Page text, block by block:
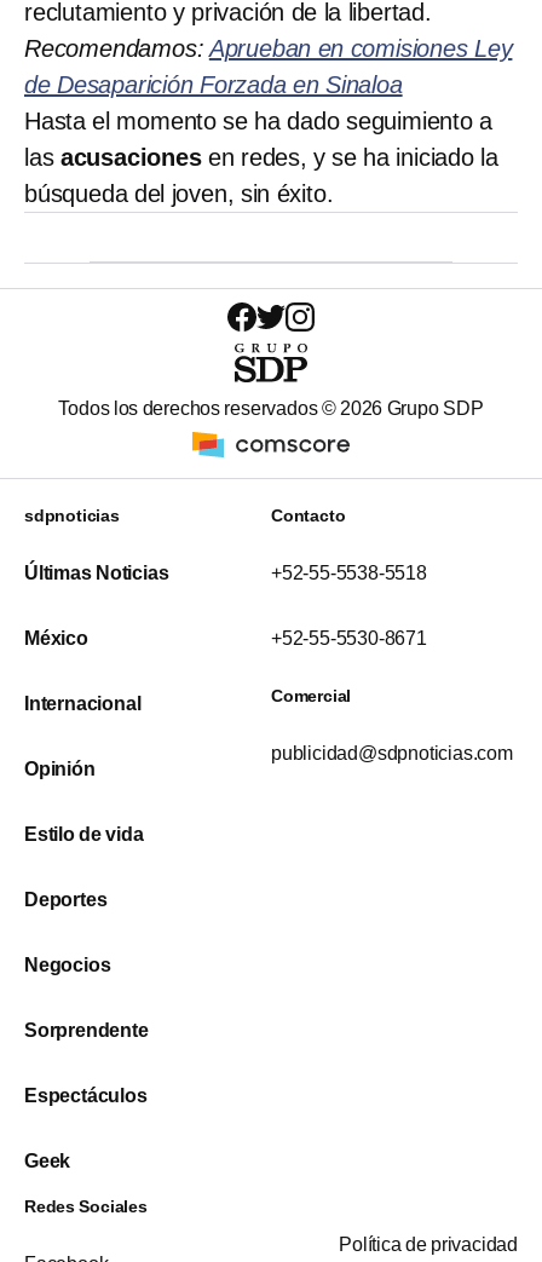
reclutamiento y privación de la libertad.
Recomendamos:Aprueban en comisiones Ley
de Desaparición Forzada en Sinaloa
Hasta el momento se ha dado seguimiento a
lasacusacionesen redes, y se ha iniciado la
búsqueda del joven, sin éxito.
Todos los derechos reservados © 2026 Grupo SDP
sdpnoticias
Últimas Noticias
México
Internacional
Opinión
Estilo de vida
Deportes
Negocios
Sorprendente
Espectáculos
Geek
Contacto
+52-55-5538-5518
+52-55-5530-8671
Comercial
publicidad@sdpnoticias.com
Redes Sociales
Política de privacidad